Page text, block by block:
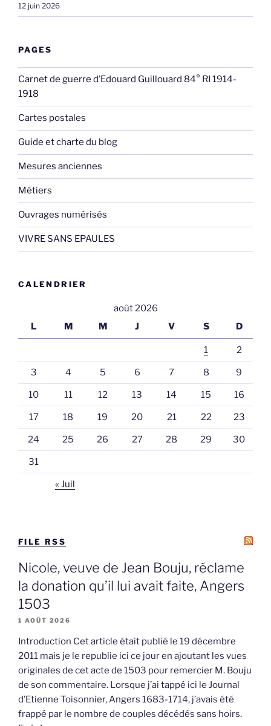
12 juin 2026
PAGES
Carnet de guerre d’Edouard Guillouard 84° RI 1914-
1918
Cartes postales
Guide et charte du blog
Mesures anciennes
Métiers
Ouvrages numérisés
VIVRE SANS EPAULES
CALENDRIER
août 2026
L
M M J V S D
1 2
3 4 5 6 7 8 9
10 11 12 13 14 15 16
17 18 19 20 21 22 23
24 25 26 27 28 29 30
31
« Juil
FILE RSS
Nicole, veuve de Jean Bouju, réclame
la donation qu’il lui avait faite, Angers
1503
1 AOÛT 2026
Introduction Cet article était publié le 19 décembre
2011 mais je le republie ici ce jour en ajoutant les vues
originales de cet acte de 1503 pour remercier M. Bouju
de son commentaire. Lorsque j’ai tappé ici le Journal
d’Etienne Toisonnier, Angers 1683-1714, j’avais été
frappé par le nombre de couples décédés sans hoirs.